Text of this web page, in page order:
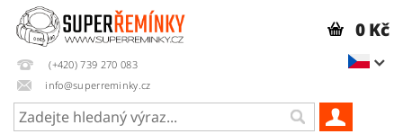
(+420) 739 270 083
info@superreminky.cz
0 Kč